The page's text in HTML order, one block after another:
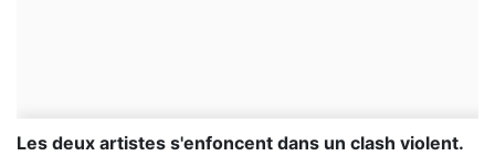
Les deux artistes s'enfoncent dans un clash violent.